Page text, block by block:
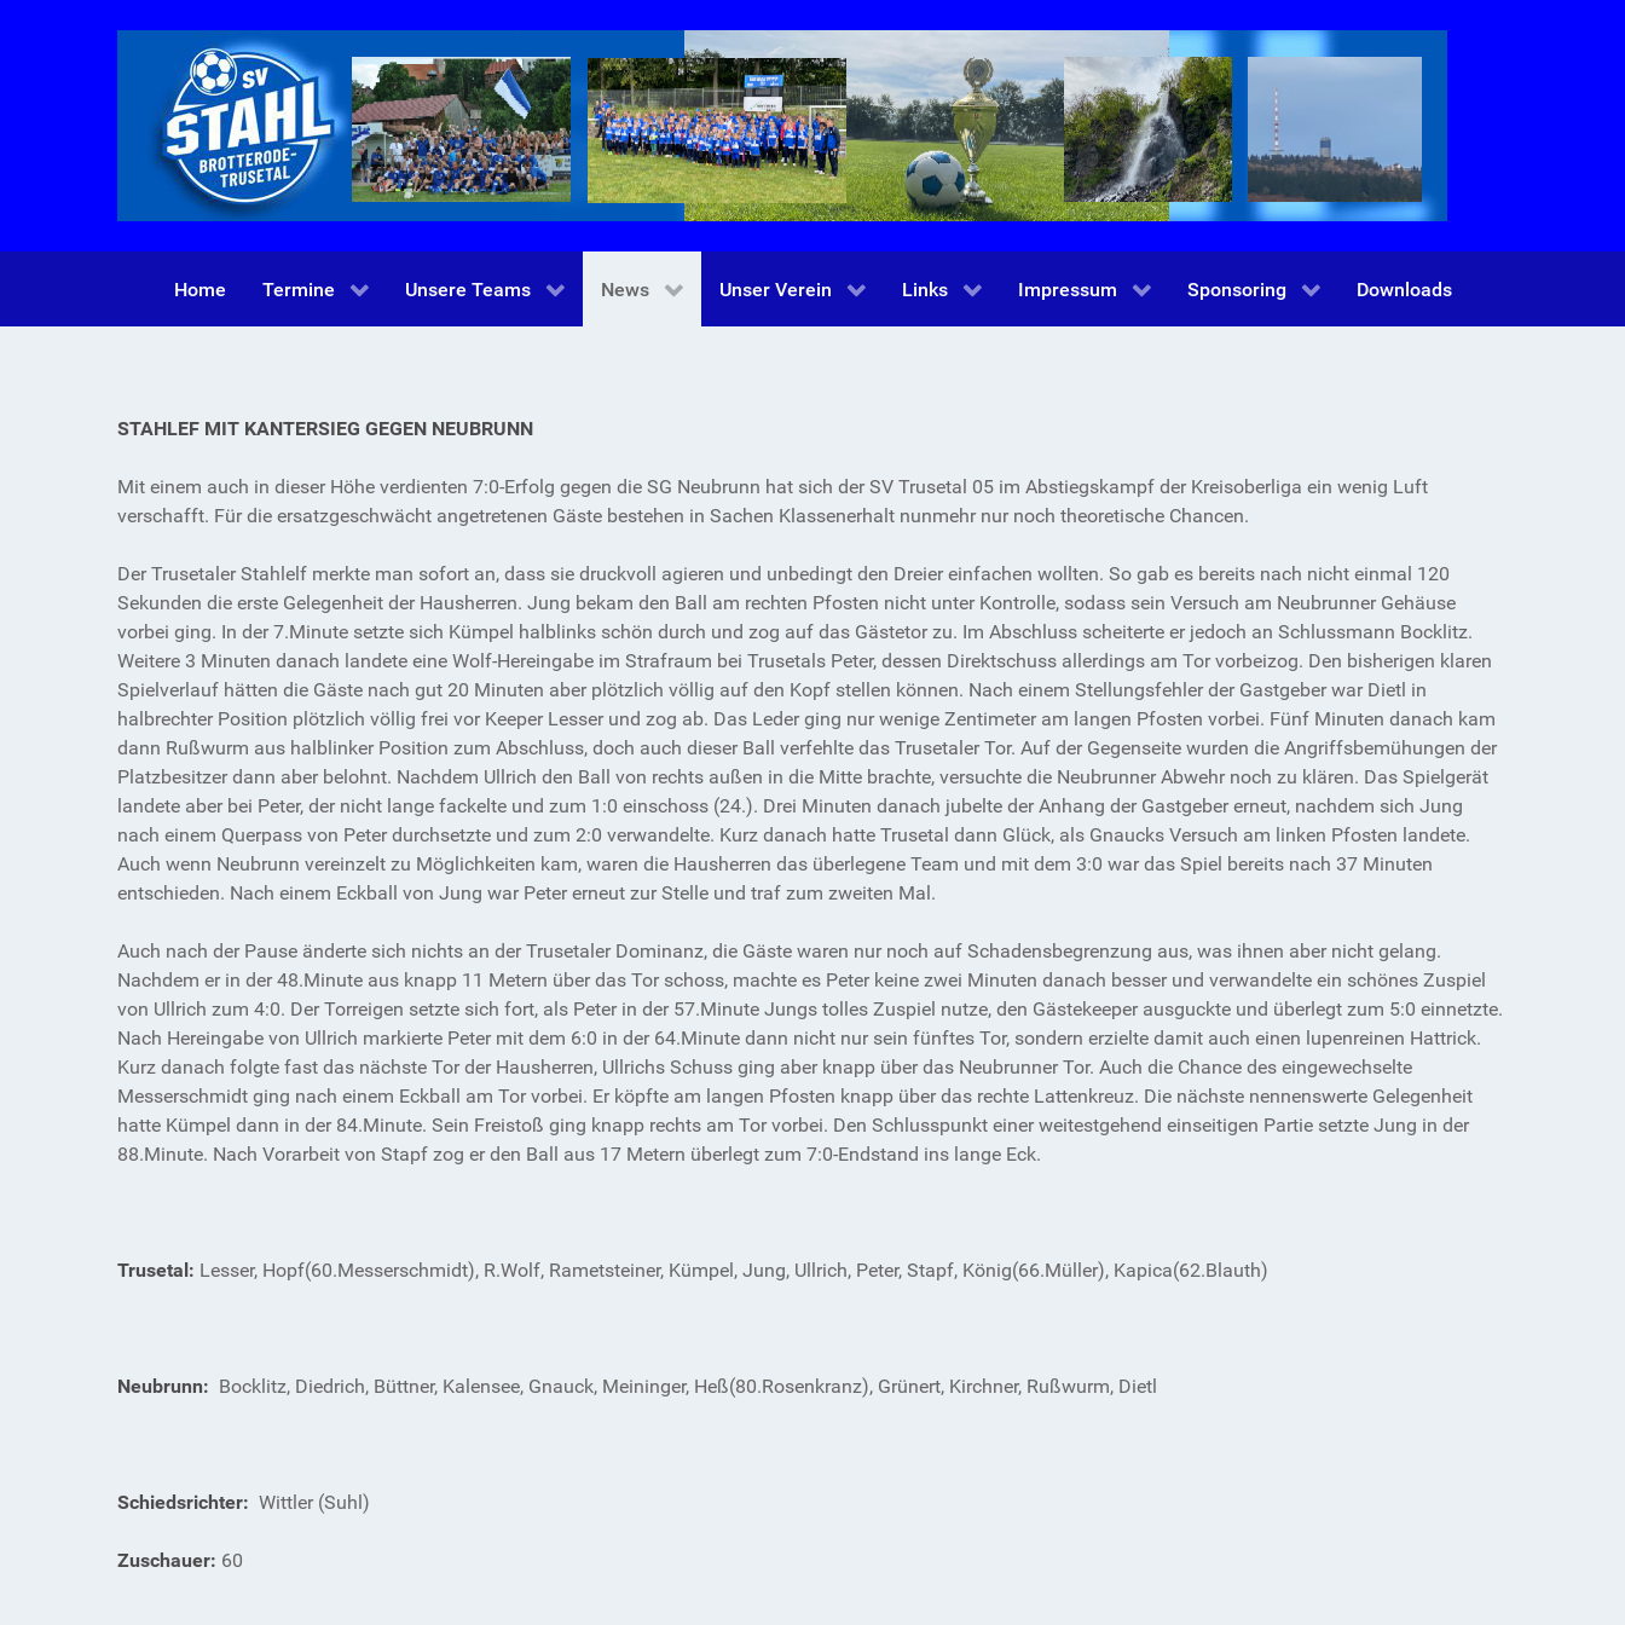
Home Termine Unsere Teams News Unser Verein Links Impressum Sponsoring Downloads
STAHLEF MIT KANTERSIEG GEGEN NEUBRUNN
Mit einem auch in dieser Höhe verdienten 7:0-Erfolg gegen die SG Neubrunn hat sich der SV Trusetal 05 im Abstiegskampf der Kreisoberliga ein wenig Luft
verschafft. Für die ersatzgeschwächt angetretenen Gäste bestehen in Sachen Klassenerhalt nunmehr nur noch theoretische Chancen.
Der Trusetaler Stahlelf merkte man sofort an, dass sie druckvoll agieren und unbedingt den Dreier einfachen wollten. So gab es bereits nach nicht einmal 120
Sekunden die erste Gelegenheit der Hausherren. Jung bekam den Ball am rechten Pfosten nicht unter Kontrolle, sodass sein Versuch am Neubrunner Gehäuse
vorbei ging. In der 7.Minute setzte sich Kümpel halblinks schön durch und zog auf das Gästetor zu. Im Abschluss scheiterte er jedoch an Schlussmann Bocklitz.
Weitere 3 Minuten danach landete eine Wolf-Hereingabe im Strafraum bei Trusetals Peter, dessen Direktschuss allerdings am Tor vorbeizog. Den bisherigen klaren
Spielverlauf hätten die Gäste nach gut 20 Minuten aber plötzlich völlig auf den Kopf stellen können. Nach einem Stellungsfehler der Gastgeber war Dietl in
halbrechter Position plötzlich völlig frei vor Keeper Lesser und zog ab. Das Leder ging nur wenige Zentimeter am langen Pfosten vorbei. Fünf Minuten danach kam
dann Rußwurm aus halblinker Position zum Abschluss, doch auch dieser Ball verfehlte das Trusetaler Tor. Auf der Gegenseite wurden die Angriffsbemühungen der
Platzbesitzer dann aber belohnt. Nachdem Ullrich den Ball von rechts außen in die Mitte brachte, versuchte die Neubrunner Abwehr noch zu klären. Das Spielgerät
landete aber bei Peter, der nicht lange fackelte und zum 1:0 einschoss (24.). Drei Minuten danach jubelte der Anhang der Gastgeber erneut, nachdem sich Jung
nach einem Querpass von Peter durchsetzte und zum 2:0 verwandelte. Kurz danach hatte Trusetal dann Glück, als Gnaucks Versuch am linken Pfosten landete.
Auch wenn Neubrunn vereinzelt zu Möglichkeiten kam, waren die Hausherren das überlegene Team und mit dem 3:0 war das Spiel bereits nach 37 Minuten
entschieden. Nach einem Eckball von Jung war Peter erneut zur Stelle und traf zum zweiten Mal.
Auch nach der Pause änderte sich nichts an der Trusetaler Dominanz, die Gäste waren nur noch auf Schadensbegrenzung aus, was ihnen aber nicht gelang.
Nachdem er in der 48.Minute aus knapp 11 Metern über das Tor schoss, machte es Peter keine zwei Minuten danach besser und verwandelte ein schönes Zuspiel
von Ullrich zum 4:0. Der Torreigen setzte sich fort, als Peter in der 57.Minute Jungs tolles Zuspiel nutze, den Gästekeeper ausguckte und überlegt zum 5:0 einnetzte.
Nach Hereingabe von Ullrich markierte Peter mit dem 6:0 in der 64.Minute dann nicht nur sein fünftes Tor, sondern erzielte damit auch einen lupenreinen Hattrick.
Kurz danach folgte fast das nächste Tor der Hausherren, Ullrichs Schuss ging aber knapp über das Neubrunner Tor. Auch die Chance des eingewechselte
Messerschmidt ging nach einem Eckball am Tor vorbei. Er köpfte am langen Pfosten knapp über das rechte Lattenkreuz. Die nächste nennenswerte Gelegenheit
hatte Kümpel dann in der 84.Minute. Sein Freistoß ging knapp rechts am Tor vorbei. Den Schlusspunkt einer weitestgehend einseitigen Partie setzte Jung in der
88.Minute. Nach Vorarbeit von Stapf zog er den Ball aus 17 Metern überlegt zum 7:0-Endstand ins lange Eck.
Trusetal: Lesser, Hopf(60.Messerschmidt), R.Wolf, Rametsteiner, Kümpel, Jung, Ullrich, Peter, Stapf, König(66.Müller), Kapica(62.Blauth)
Neubrunn: Bocklitz, Diedrich, Büttner, Kalensee, Gnauck, Meininger, Heß(80.Rosenkranz), Grünert, Kirchner, Rußwurm, Dietl
Schiedsrichter: Wittler (Suhl)
Zuschauer: 60